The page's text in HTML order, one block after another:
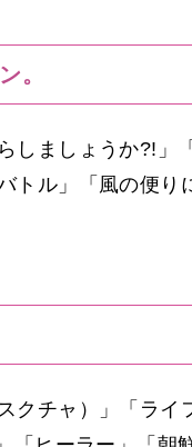
。
しましょうか?!」
トル」「風の便り
クチャ）」「ライ